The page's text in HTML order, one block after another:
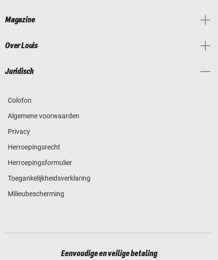
Magazine
Over Louis
Juridisch
Colofon
Algemene voorwaarden
Privacy
Herroepingsrecht
Herroepingsformulier
Toegankelijkheidsverklaring
Milieubescherming
Eenvoudige en veilige betaling